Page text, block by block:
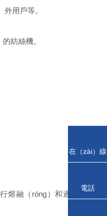
用戶等。
紡絲機。
熔融（róng）和過
在（zài）線
谘詢
電話